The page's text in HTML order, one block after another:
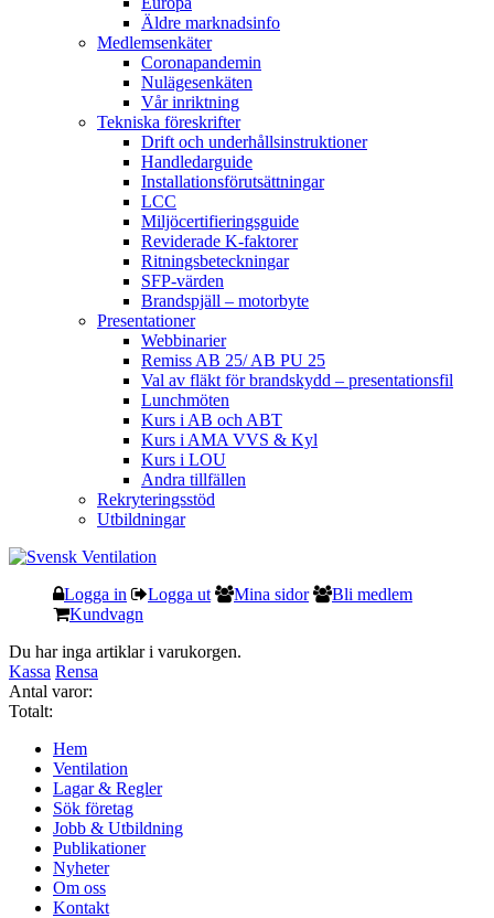
Äldre marknadsinfo
Medlemsenkäter
Coronapandemin
Nulägesenkäten
Vår inriktning
Tekniska föreskrifter
Drift och underhållsinstruktioner
Handledarguide
Installationsförutsättningar
LCC
Miljöcertifieringsguide
Reviderade K-faktorer
Ritningsbeteckningar
SFP-värden
Brandspjäll – motorbyte
Presentationer
Webbinarier
Remiss AB 25/ AB PU 25
Val av fläkt för brandskydd – presentationsfil
Lunchmöten
Kurs i AB och ABT
Kurs i AMA VVS & Kyl
Kurs i LOU
Andra tillfällen
Rekryteringsstöd
Utbildningar
Logga in Logga ut Mina sidor
Bli medlem
Kundvagn
Du har inga artiklar i varukorgen.
Kassa Rensa
Antal varor:
Totalt:
Hem
Ventilation
Lagar & Regler
Sök företag
Jobb & Utbildning
Publikationer
Nyheter
Om oss
Kontakt